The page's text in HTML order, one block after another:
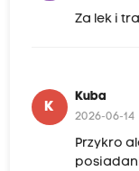
Za lek i
K
Kuba
2026-06-14
Przykro